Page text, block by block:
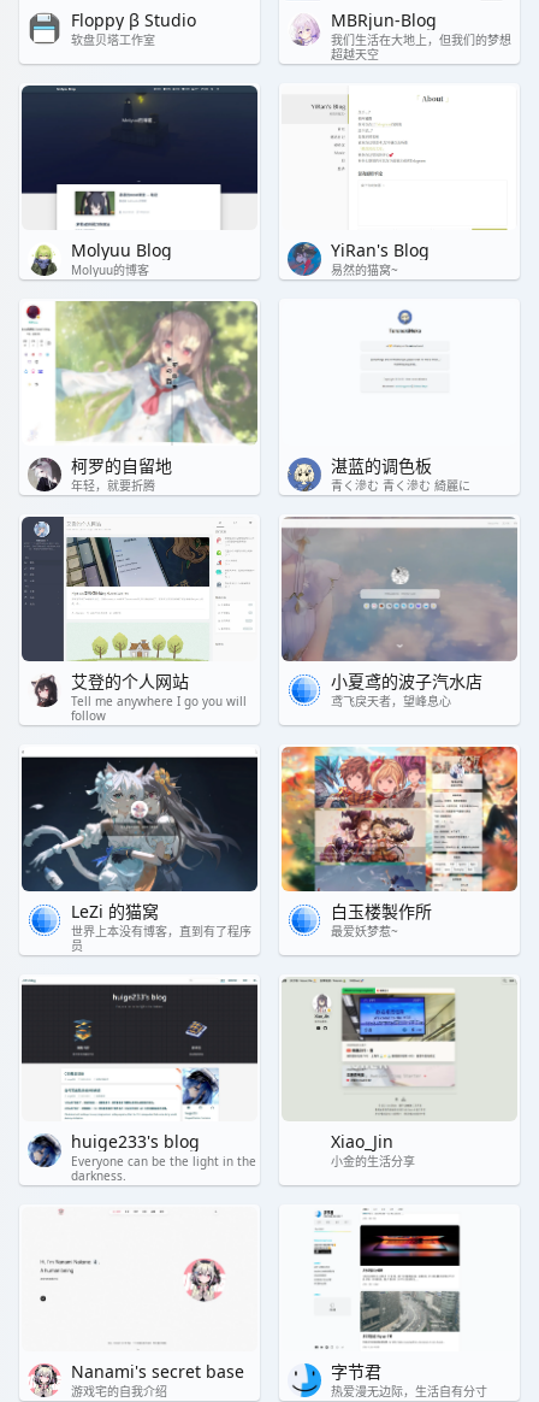
Floppy β Studio
软盘贝塔工作室
MBRjun-Blog
我们生活在大地上，但我们的梦想
超越天空
Molyuu Blog
Molyuu的博客
YiRan's Blog
易然的猫窝~
柯罗的自留地
年轻，就要折腾
湛蓝的调色板
青く滲む 青く滲む 綺麗に
艾登的个人网站
Tell me anywhere I go you will
follow
小夏鸢的波子汽水店
鸢飞戾天者，望峰息心
LeZi 的猫窝
世界上本没有博客，直到有了程序
员
白玉楼製作所
最爱妖梦惹~
huige233's blog
Everyone can be the light in the
darkness.
Xiao_Jin
小金的生活分享
Nanami's secret base
游戏宅的自我介绍
字节君
热爱漫无边际，生活自有分寸